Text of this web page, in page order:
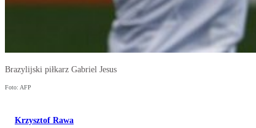
Brazylijski piłkarz Gabriel Jesus
Foto: AFP
Krzysztof Rawa